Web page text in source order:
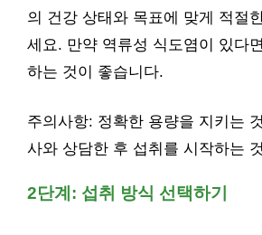
의 건강 상태와 목표에 맞게 적절
세요. 만약 역류성 식도염이 있다
하는 것이 좋습니다.
주의사항: 정확한 용량을 지키는
사와 상담한 후 섭취를 시작하는
2단계: 섭취 방식 선택하기